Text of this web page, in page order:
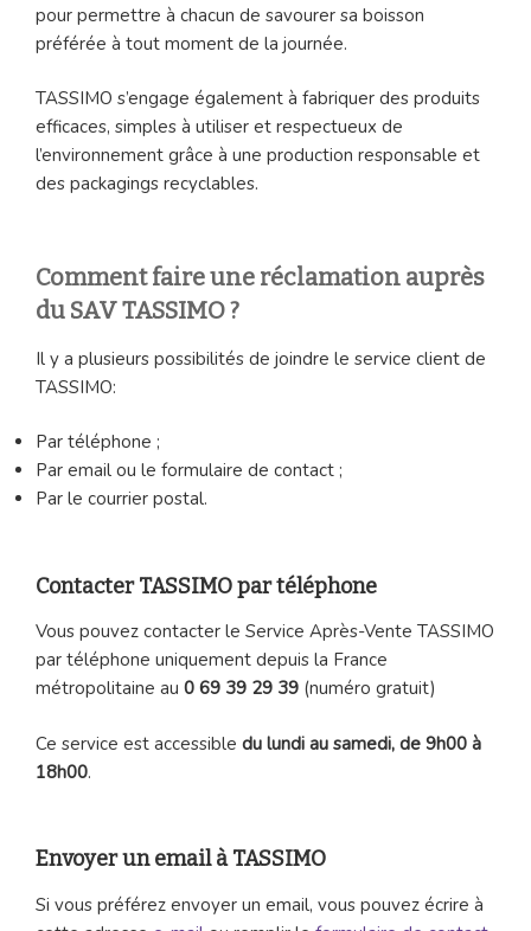
pour permettre à chacun de savourer sa boisson
préférée à tout moment de la journée.
TASSIMO s’engage également à fabriquer des produits
efficaces, simples à utiliser et respectueux de
l’environnement grâce à une production responsable et
des packagings recyclables.
Comment faire une réclamation auprès
du SAV TASSIMO ?
Il y a plusieurs possibilités de joindre le service client de
TASSIMO:
Par téléphone ;
Par email ou le formulaire de contact ;
Par le courrier postal.
Contacter TASSIMO par téléphone
Vous pouvez contacter le Service Après-Vente TASSIMO
par téléphone uniquement depuis la France
métropolitaine au 0 69 39 29 39 (numéro gratuit)
Ce service est accessible du lundi au samedi, de 9h00 à
18h00.
Envoyer un email à TASSIMO
Si vous préférez envoyer un email, vous pouvez écrire à